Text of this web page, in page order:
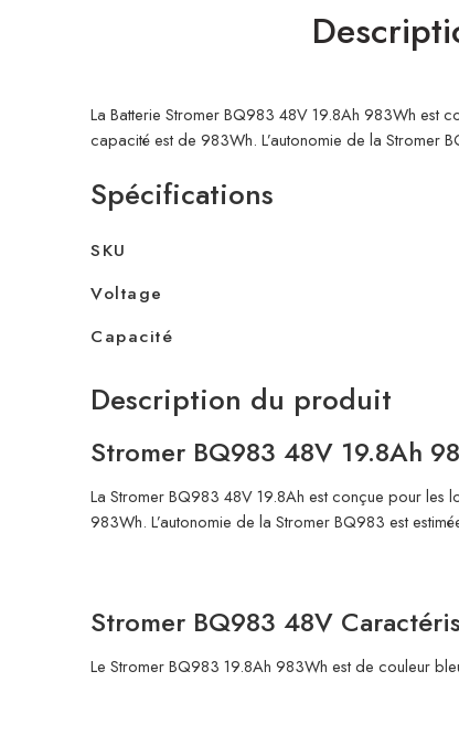
La Batterie Stromer BQ983 48V 19.8Ah 983Wh est
capacité est de 983Wh. L’autonomie de la Stromer
Spécifications
SKU
Voltage
Capacité
Description du produit
Stromer BQ983 48V 19.8Ah
La Stromer BQ983 48V 19.8Ah est conçue pour les
983Wh. L’autonomie de la Stromer BQ983 est
Stromer BQ983 48V
Le Stromer BQ983 19.8Ah 983Wh est de couleur